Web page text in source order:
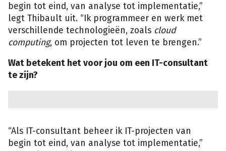
begin tot eind, van analyse tot implementatie,”
legt Thibault uit. “Ik programmeer en werk met
verschillende technologieën, zoals cloud
computing, om projecten tot leven te brengen.”
Wat betekent het voor jou om een IT-consultant
te zijn?
“Als IT-consultant beheer ik IT-projecten van
begin tot eind, van analyse tot implementatie,”